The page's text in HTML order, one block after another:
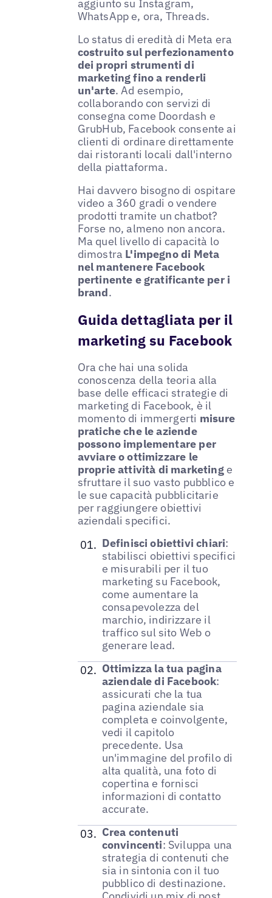
aggiunto su Instagram,
WhatsApp e, ora, Threads.
Lo status di eredità di Meta era
costruito sul perfezionamento
dei propri strumenti di
marketing fino a renderli
un'arte. Ad esempio,
collaborando con servizi di
consegna come Doordash e
GrubHub, Facebook consente ai
clienti di ordinare direttamente
dai ristoranti locali dall'interno
della piattaforma.
Hai davvero bisogno di ospitare
video a 360 gradi o vendere
prodotti tramite un chatbot?
Forse no, almeno non ancora.
Ma quel livello di capacità lo
dimostra L'impegno di Meta
nel mantenere Facebook
pertinente e gratificante per i
brand.
Guida dettagliata per il
marketing su Facebook
Ora che hai una solida
conoscenza della teoria alla
base delle efficaci strategie di
marketing di Facebook, è il
momento di immergerti misure
pratiche che le aziende
possono implementare per
avviare o ottimizzare le
proprie attività di marketinge
sfruttare il suo vasto pubblico e
le sue capacità pubblicitarie
per raggiungere obiettivi
aziendali specifici.
Definisci obiettivi chiari:
stabilisci obiettivi specifici
e misurabili per il tuo
marketing su Facebook,
come aumentare la
consapevolezza del
marchio, indirizzare il
traffico sul sito Web o
generare lead.
Ottimizza la tua pagina
aziendale di Facebook:
assicurati che la tua
pagina aziendale sia
completa e coinvolgente,
vedi il capitolo
precedente. Usa
un'immagine del profilo di
alta qualità, una foto di
copertina e fornisci
informazioni di contatto
accurate.
Crea contenuti
convincenti: Sviluppa una
strategia di contenuti che
sia in sintonia con il tuo
pubblico di destinazione.